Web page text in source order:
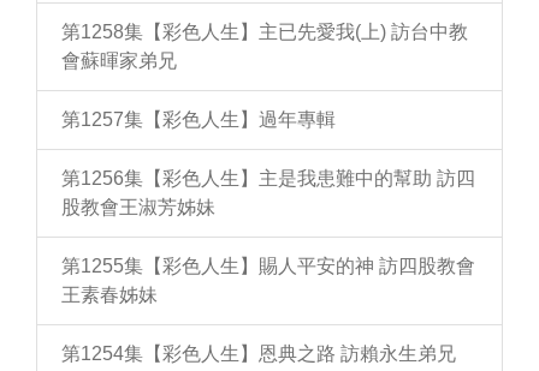
第1258集【彩色人生】主已先愛我(上) 訪台中教
會蘇暉家弟兄
第1257集【彩色人生】過年專輯
第1256集【彩色人生】主是我患難中的幫助 訪四
股教會王淑芳姊妹
第1255集【彩色人生】賜人平安的神 訪四股教會
王素春姊妹
第1254集【彩色人生】恩典之路 訪賴永生弟兄